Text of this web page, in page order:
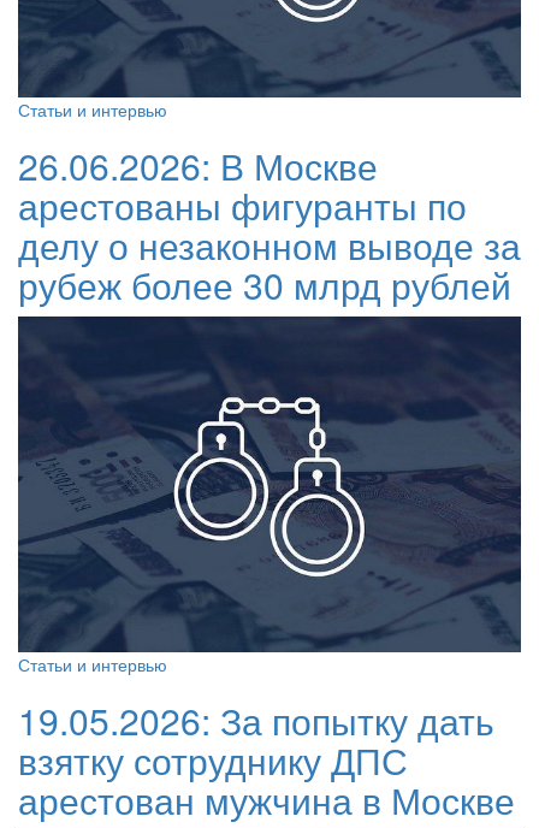
Статьи и интервью
26.06.2026: В Москве
арестованы фигуранты по
делу о незаконном выводе за
рубеж более 30 млрд рублей
Статьи и интервью
19.05.2026: За попытку дать
взятку сотруднику ДПС
арестован мужчина в Москве